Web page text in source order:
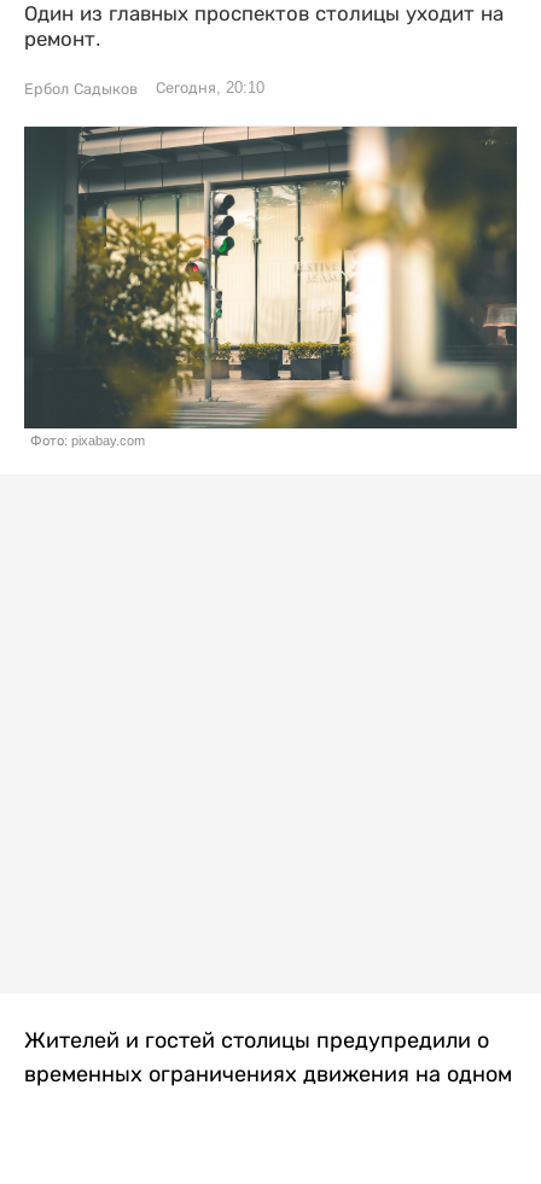
Один из главных проспектов столицы уходит на
ремонт.
Ербол Садыков Сегодня, 20:10
Фото: pixabay.com
Жителей и гостей столицы предупредили о
временных ограничениях движения на одном